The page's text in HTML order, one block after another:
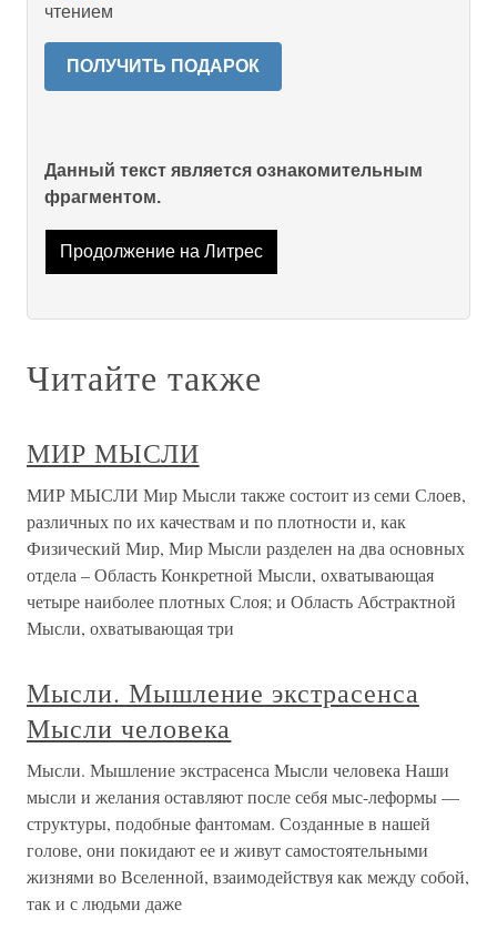
чтением
ПОЛУЧИТЬ ПОДАРОК
Данный текст является ознакомительным
фрагментом.
Продолжение на Литрес
Читайте также
МИР МЫСЛИ
МИР МЫСЛИ Мир Мысли также состоит из семи Слоев,
различных по их качествам и по плотности и, как
Физический Мир, Мир Мысли разделен на два основных
отдела – Область Конкретной Мысли, охватывающая
четыре наиболее плотных Слоя; и Область Абстрактной
Мысли, охватывающая три
Мысли. Мышление экстрасенса
Мысли человека
Мысли. Мышление экстрасенса Мысли человека Наши
мысли и желания оставляют после себя мыс-леформы —
структуры, подобные фантомам. Созданные в нашей
голове, они покидают ее и живут самостоятельными
жизнями во Вселенной, взаимодействуя как между собой,
так и с людьми даже